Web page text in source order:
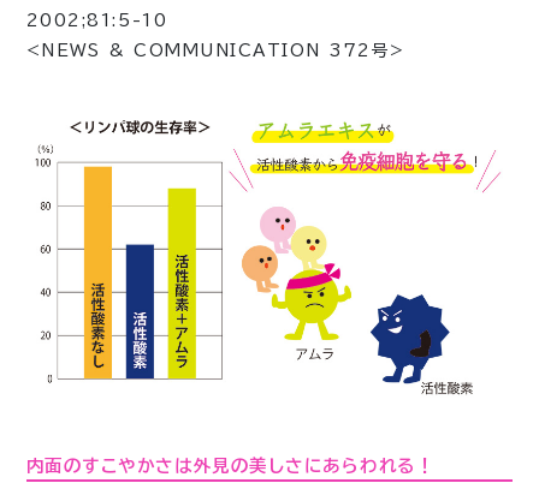
2002;81:5-10
<NEWS & COMMUNICATION 372号>
内面のすこやかさは外見の美しさにあらわれる！